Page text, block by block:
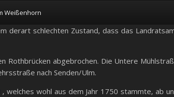
Weißenhorn
derart schlechten Zustand, dass das
Rothbrücken abgebrochen. Die Untere
nach Senden/Ulm.
, welches wohl aus dem Jahr 1750 stammte, ab